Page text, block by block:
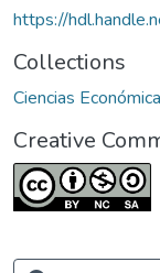
https://
Collections
Ciencias
Creative